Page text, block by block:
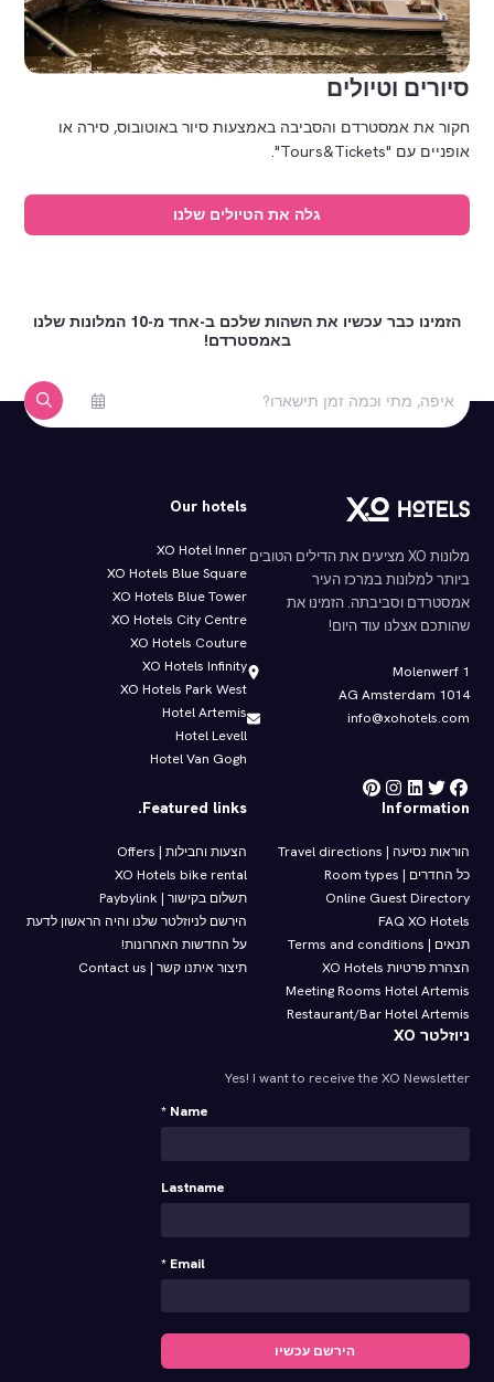
סיורים וטיולים
חקור את אמסטרדם והסביבה באמצעות סיור באוטובוס, סירה או
אופניים עם "Tours&Tickets".
גלה את הטיולים שלנו
הזמינו כבר עכשיו את השהות שלכם ב-אחד מ-10 המלונות שלנו
באמסטרדם!
מלונות XO מציעים את הדילים הטובים
ביותר למלונות במרכז העיר
אמסטרדם וסביבתה. הזמינו את
שהותכם אצלנו עוד היום!
Molenwerf 1
1014 AG Amsterdam
info@xohotels.com
Our hotels
XO Hotel Inner
XO Hotels Blue Square
XO Hotels Blue Tower
XO Hotels City Centre
XO Hotels Couture
XO Hotels Infinity
XO Hotels Park West
Hotel Artemis
Hotel Levell
Hotel Van Gogh
Information
הוראות נסיעה | Travel directions
כל החדרים | Room types
Online Guest Directory
FAQ XO Hotels
תנאים | Terms and conditions
הצהרת פרטיות XO Hotels
Meeting Rooms Hotel Artemis
Restaurant/Bar Hotel Artemis
Featured links.
הצעות וחבילות | Offers
XO Hotels bike rental
תשלום בקישור | Paybylink
הירשם לניוזלטר שלנו והיה הראשון לדעת
על החדשות האחרונות!
תיצור איתנו קשר | Contact us
ניוזלטר XO
Yes! I want to receive the XO Newsletter
Name *
Lastname
Email *
הירשם עכשיו